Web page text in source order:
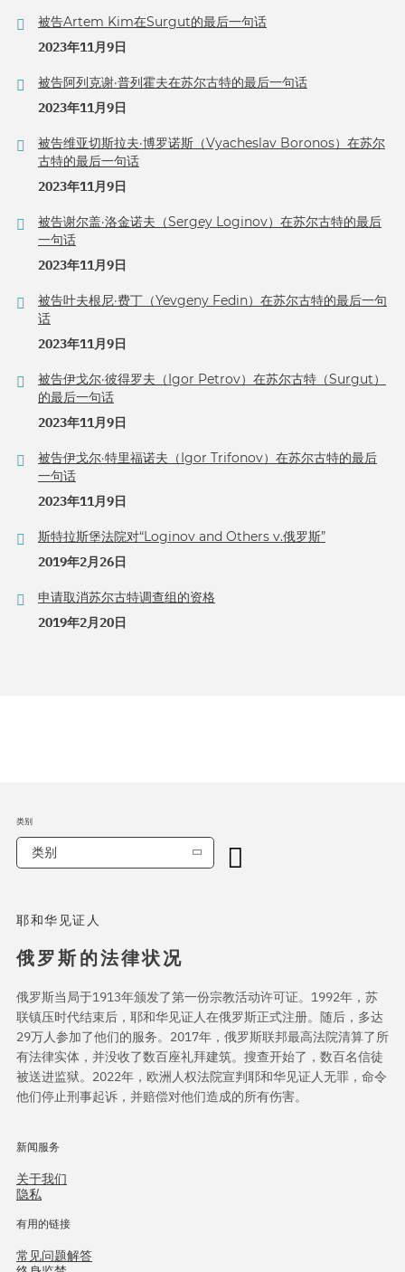
被告Artem Kim在Surgut的最后一句话
2023年11月9日
被告阿列克谢·普列霍夫在苏尔古特的最后一句话
2023年11月9日
被告维亚切斯拉夫·博罗诺斯（Vyacheslav Boronos）在苏尔
古特的最后一句话
2023年11月9日
被告谢尔盖·洛金诺夫（Sergey Loginov）在苏尔古特的最后
一句话
2023年11月9日
被告叶夫根尼·费丁（Yevgeny Fedin）在苏尔古特的最后一句
话
2023年11月9日
被告伊戈尔·彼得罗夫（Igor Petrov）在苏尔古特（Surgut）
的最后一句话
2023年11月9日
被告伊戈尔·特里福诺夫（Igor Trifonov）在苏尔古特的最后
一句话
2023年11月9日
斯特拉斯堡法院对“Loginov and Others v.俄罗斯”
2019年2月26日
申请取消苏尔古特调查组的资格
2019年2月20日
耶和华见证人
俄罗斯的法律状况
俄罗斯当局于1913年颁发了第一份宗教活动许可证。1992年，苏
联镇压时代结束后，耶和华见证人在俄罗斯正式注册。随后，多达
29万人参加了他们的服务。2017年，俄罗斯联邦最高法院清算了所
有法律实体，并没收了数百座礼拜建筑。搜查开始了，数百名信徒
被送进监狱。2022年，欧洲人权法院宣判耶和华见证人无罪，命令
他们停止刑事起诉，并赔偿对他们造成的所有伤害。
新闻服务
关于我们
隐私
有用的链接
常见问题解答
类别
类别